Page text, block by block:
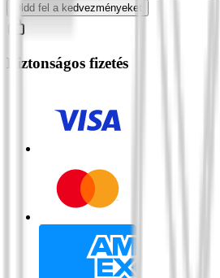
Oldd fel a kedvezményeket
Biztonságos fizetés